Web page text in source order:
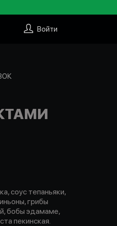
Войти
соус тепаньяки,
грибы
бобы эдамаме,
пекинская.